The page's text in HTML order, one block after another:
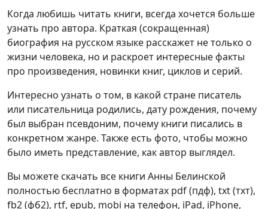
Когда любишь читать книги, всегда хочется больше
узнать про автора. Краткая (сокращенная)
биография на русском языке расскажет не только о
жизни человека, но и раскроет интересные факты
про произведения, новинки книг, циклов и серий.
Интересно узнать о том, в какой стране писатель
или писательница родились, дату рождения, почему
был выбран псевдоним, почему книги писались в
конкретном жанре. Также есть фото, чтобы можно
было иметь представление, как автор выглядел.
Вы можете скачать все книги Анны Белинской
полностью бесплатно в форматах pdf (пдф), txt (тхт),
fb2 (фб2), rtf, epub, mobi на телефон, iPad, iPhone,